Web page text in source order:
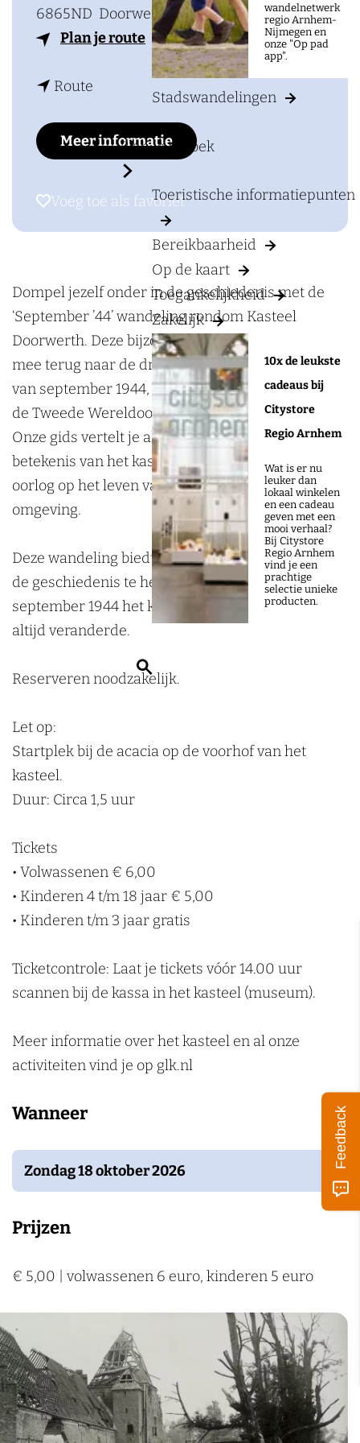
wandelnetwerk
regio Arnhem-
Nijmegen en
onze "Op pad
app".
Stadswandelingen
Plan je bezoek
Toeristische informatiepunten
Bereikbaarheid
Op de kaart
Toegankelijkheid
Zakelijk
10x de leukste
cadeaus bij
Citystore
Regio Arnhem
Wat is er nu
leuker dan
lokaal winkelen
en een cadeau
geven met een
mooi verhaal?
Bij Citystore
Regio Arnhem
vind je een
prachtige
selectie unieke
producten.
o
e
6865ND Doorwerth
Plan je routen
a
W
a
d
e
n
g
‘
S
e
p
t
e
m
r
’
4
’
Route
a
r
a
n
l
n
g
‘
S
e
p
t
b
e
r
’
4
Meer informatie
Voeg toe als favoriet
Voeg toe als favoriet
Dompel jezelf onder in de geschiedenis met de
‘September ’44’ wandeling rondom Kasteel
Doorwerth. Deze bijzondere rondleiding neemt je
mee terug naar de dramatische gebeurtenissen
van september 1944, een cruciale periode tijdens
de Tweede Wereldoorlog.
Onze gids vertelt je alles over de strategische
betekenis van het kasteel en de impact van de
oorlog op het leven van de bewoners in de
omgeving.
Deze wandeling biedt een unieke gelegenheid om
de geschiedenis te herbeleven en te begrijpen hoe
september 1944 het kasteel en zijn omgeving voor
altijd veranderde.
Reserveren noodzakelijk.
Let op:
Startplek bij de acacia op de voorhof van het
kasteel.
Duur: Circa 1,5 uur
Tickets
• Volwassenen € 6,00
• Kinderen 4 t/m 18 jaar € 5,00
• Kinderen t/m 3 jaar gratis
Ticketcontrole: Laat je tickets vóór 14.00 uur
scannen bij de kassa in het kasteel (museum).
Meer informatie over het kasteel en al onze
activiteiten vind je op glk.nl
Wanneer
Zondag 18 oktober 2026
Prijzen
€ 5,00 | volwassenen 6 euro, kinderen 5 euro
Feedback